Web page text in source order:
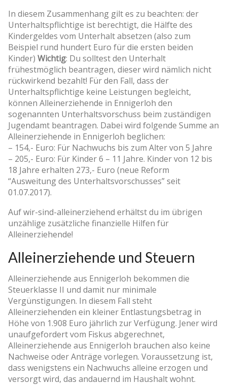
In diesem Zusammenhang gilt es zu beachten: der
Unterhaltspflichtige ist berechtigt, die Hälfte des
Kindergeldes vom Unterhalt absetzen (also zum
Beispiel rund hundert Euro für die ersten beiden
Kinder) Wichtig: Du solltest den Unterhalt
frühestmöglich beantragen, dieser wird nämlich nicht
rückwirkend bezahlt! Für den Fall, dass der
Unterhaltspflichtige keine Leistungen begleicht,
können Alleinerziehende in Ennigerloh den
sogenannten Unterhaltsvorschuss beim zuständigen
Jugendamt beantragen. Dabei wird folgende Summe an
Alleinerziehende in Ennigerloh beglichen:
– 154,- Euro: Für Nachwuchs bis zum Alter von 5 Jahre
– 205,- Euro: Für Kinder 6 – 11 Jahre. Kinder von 12 bis
18 Jahre erhalten 273,- Euro (neue Reform
“Ausweitung des Unterhaltsvorschusses” seit
01.07.2017).
Auf wir-sind-alleinerziehend erhältst du im übrigen
unzählige zusätzliche finanzielle Hilfen für
Alleinerziehende!
Alleinerziehende und Steuern
Alleinerziehende aus Ennigerloh bekommen die
Steuerklasse II und damit nur minimale
Vergünstigungen. In diesem Fall steht
Alleinerziehenden ein kleiner Entlastungsbetrag in
Höhe von 1.908 Euro jährlich zur Verfügung. Jener wird
unaufgefordert vom Fiskus abgerechnet,
Alleinerziehende aus Ennigerloh brauchen also keine
Nachweise oder Anträge vorlegen. Voraussetzung ist,
dass wenigstens ein Nachwuchs alleine erzogen und
versorgt wird, das andauernd im Haushalt wohnt.